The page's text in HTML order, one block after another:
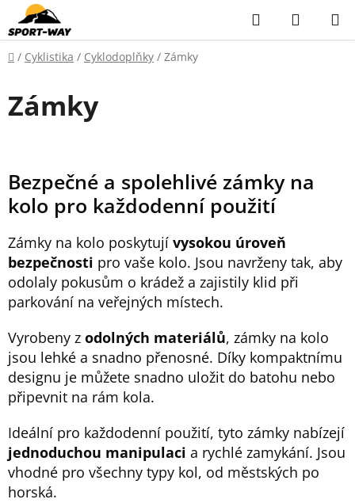
Přejít
na
obsah
Hledat
KOŠÍK
Domů
/ Cyklistika / Cyklodoplňky / Zámky
Zámky
Bezpečné a spolehlivé zámky na
kolo pro každodenní použití
Zámky na kolo poskytují vysokou úroveň
bezpečnosti pro vaše kolo. Jsou navrženy tak, aby
odolaly pokusům o krádež a zajistily klid při
parkování na veřejných místech.
Vyrobeny z odolných materiálů, zámky na kolo
jsou lehké a snadno přenosné. Díky kompaktnímu
designu je můžete snadno uložit do batohu nebo
připevnit na rám kola.
Ideální pro každodenní použití, tyto zámky nabízejí
jednoduchou manipulaci a rychlé zamykání. Jsou
vhodné pro všechny typy kol, od městských po
horská.